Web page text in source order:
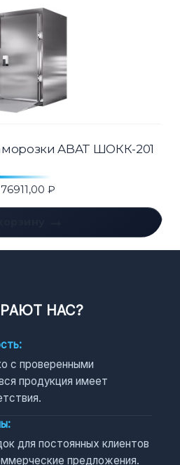
ABAT ШОКК-201
₽
НАС?
с проверенными
продукция имеет
для постоянных клиентов
предложения.